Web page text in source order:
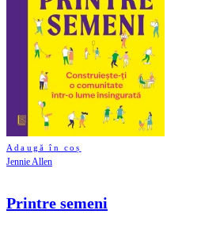
Adaugă în coș
Jennie Allen
Printre semeni